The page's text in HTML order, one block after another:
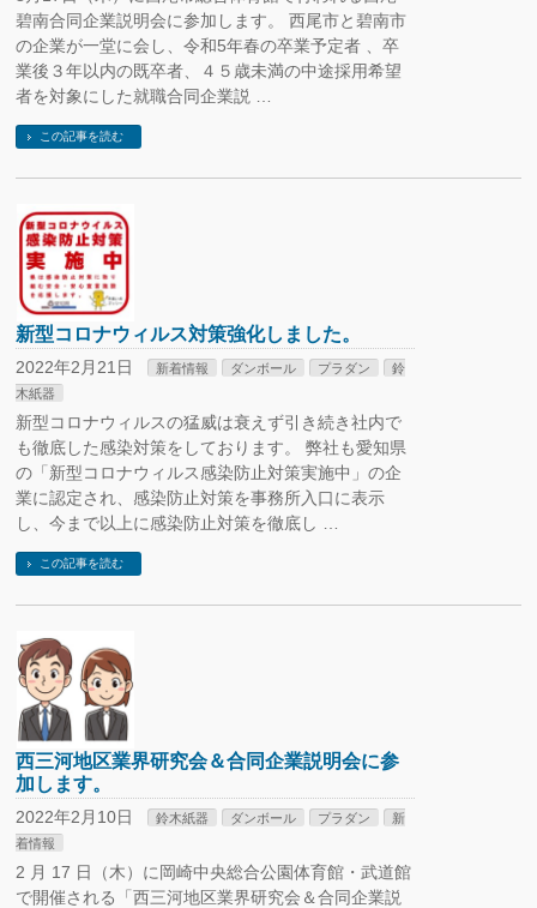
碧南合同企業説明会に参加します。 西尾市と碧南市
の企業が一堂に会し、令和5年春の卒業予定者 、卒
業後３年以内の既卒者、４５歳未満の中途採用希望
者を対象にした就職合同企業説 …
この記事を読む
新型コロナウィルス対策強化しました。
2022年2月21日 新着情報 ダンボール プラダン
鈴
木紙器
新型コロナウィルスの猛威は衰えず引き続き社内で
も徹底した感染対策をしております。 弊社も愛知県
の「新型コロナウィルス感染防止対策実施中」の企
業に認定され、感染防止対策を事務所入口に表示
し、今まで以上に感染防止対策を徹底し …
この記事を読む
西三河地区業界研究会＆合同企業説明会に参
加します。
2022年2月10日 鈴木紙器 ダンボール プラダン
新
着情報
2 月 17 日（木）に岡崎中央総合公園体育館・武道館
で開催される「西三河地区業界研究会＆合同企業説